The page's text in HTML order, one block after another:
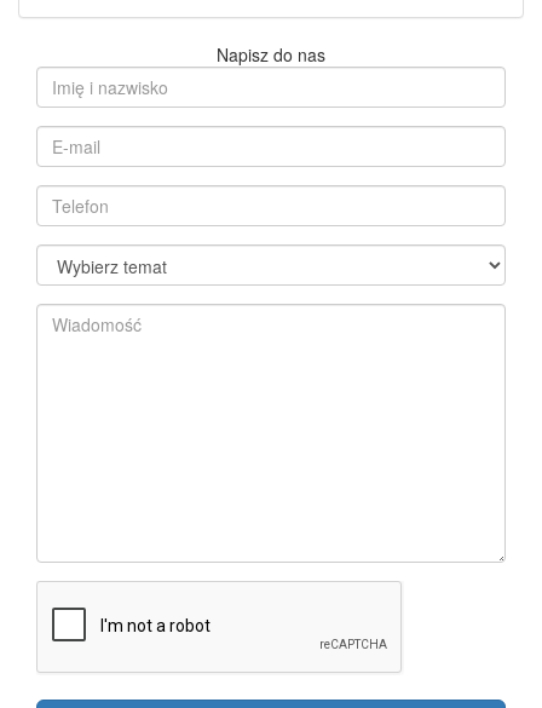
Napisz do nas